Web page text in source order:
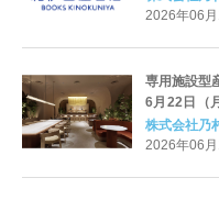
2026年06
専用施設型
6月22日（
施工、サー
株式会社乃
2026年06